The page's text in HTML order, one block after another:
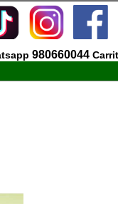
980660044